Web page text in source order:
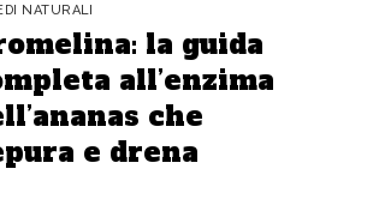
NATURALI
la guida
all’enzima
che
e drena